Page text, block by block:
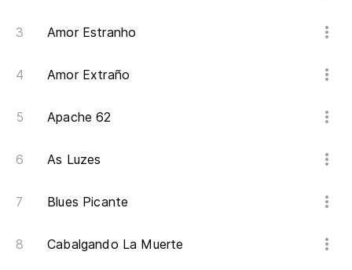
Amor Estranho
Amor Extraño
Apache 62
As Luzes
Blues Picante
Cabalgando La Muerte